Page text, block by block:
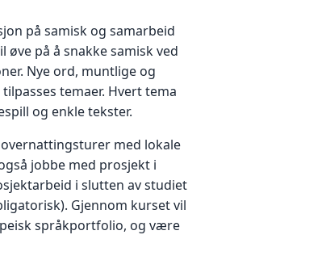
på samisk og samarbeid
på å snakke samisk ved
Nye ord, muntlige og
temaer. Hvert tema
og enkle tekster.
med lokale
jobbe med prosjekt i
i slutten av studiet
Gjennom kurset vil
språkportfolio, og være